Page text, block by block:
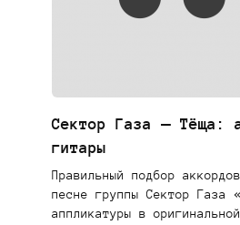
Сектор Газа — Тёща:
гитары
Правильный подбор
песне группы Сектор Газа
аппликатуры в